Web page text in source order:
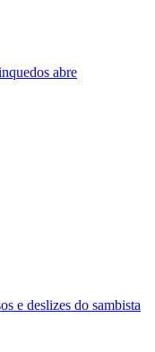
abre
e deslizes do sambista